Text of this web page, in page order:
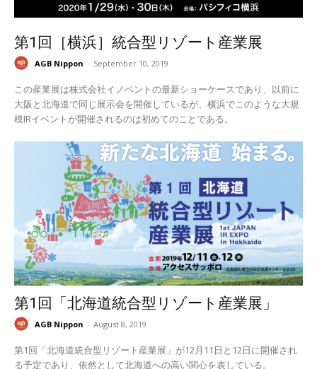
第1回［横浜］統合型リゾート産業展
AGB Nippon - September 10, 2019
この産業展は株式会社イノベントの最新ショーケースであり、以前に
大阪と北海道で同じ展示会を開催しているが、横浜でこのような大規
模IRイベントが開催されるのは初めてのことである。
第1回「北海道統合型リゾート産業展」
AGB Nippon - August 8, 2019
第1回「北海道統合型リゾート産業展」が12月11日と12日に開催され
る予定であり、依然として北海道への高い関心を表している。